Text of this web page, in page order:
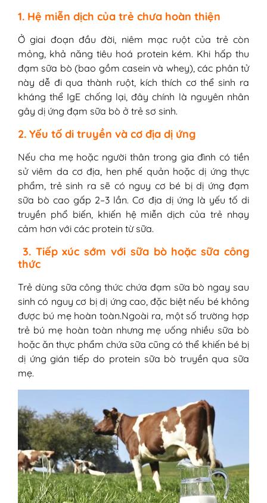
1. Hệ miễn dịch của trẻ chưa hoàn thiện
Ở giai đoạn đầu đời, niêm mạc ruột của trẻ còn
mỏng, khả năng tiêu hoá protein kém. Khi hấp thu
đạm sữa bò (bao gồm casein và whey), các phân tử
này dễ đi qua thành ruột, kích thích cơ thể sinh ra
kháng thể IgE chống lại, đây chính là nguyên nhân
gây dị ứng đạm sữa bò ở trẻ sơ sinh.
2. Yếu tố di truyền và cơ địa dị ứng
Nếu cha mẹ hoặc người thân trong gia đình có tiền
sử viêm da cơ địa, hen phế quản hoặc dị ứng thực
phẩm, trẻ sinh ra sẽ có nguy cơ bé bị dị ứng đạm
sữa bò cao gấp 2–3 lần. Cơ địa dị ứng là yếu tố di
truyền phổ biến, khiến hệ miễn dịch của trẻ nhạy
cảm hơn với các protein từ sữa.
3. Tiếp xúc sớm với sữa bò hoặc sữa công
thức
Trẻ dùng sữa công thức chứa đạm sữa bò ngay sau
sinh có nguy cơ bị dị ứng cao, đặc biệt nếu bé không
được bú mẹ hoàn toàn.Ngoài ra, một số trường hợp
trẻ bú mẹ hoàn toàn nhưng mẹ uống nhiều sữa bò
hoặc ăn thực phẩm chứa sữa cũng có thể khiến bé bị
dị ứng gián tiếp do protein sữa bò truyền qua sữa
mẹ.